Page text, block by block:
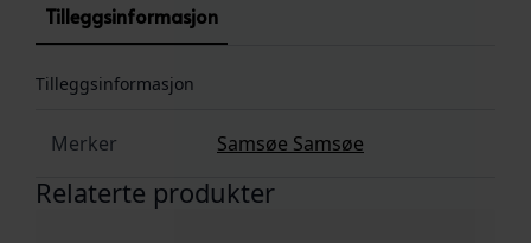
Tilleggsinformasjon
Tilleggsinformasjon
Merker Samsøe Samsøe
Relaterte produkter